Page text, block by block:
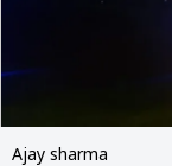
Ajay sharma